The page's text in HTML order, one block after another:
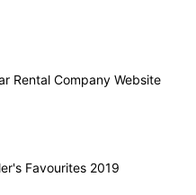
Rental Company Website
Favourites 2019